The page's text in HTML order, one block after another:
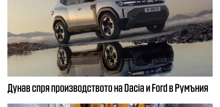
Дунав спря производството на Dacia и Ford в Румъния